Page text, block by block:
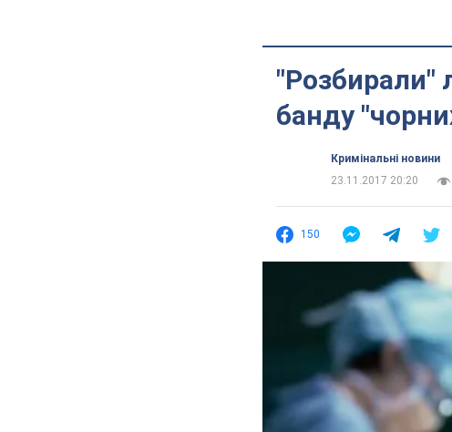
"Розбирали"
банду
Кримінальні новини
23.11.2017 20:20
150